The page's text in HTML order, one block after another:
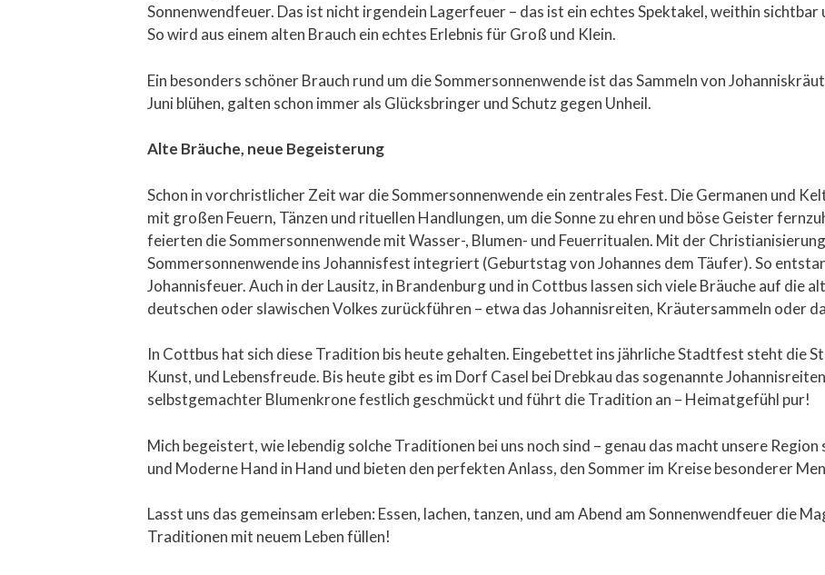
Sonnenwendfeuer. Das ist nicht irgendein Lagerfeuer – das ist ein echtes Spektakel, weithin
So wird aus einem alten Brauch ein echtes Erlebnis für Groß und Klein.
Ein besonders schöner Brauch rund um die Sommersonnenwende ist das Sammeln von
Juni blühen, galten schon immer als Glücksbringer und Schutz gegen Unheil.
Alte Bräuche, neue Begeisterung
Schon in vorchristlicher Zeit war die Sommersonnenwende ein zentrales Fest. Die Germanen und
mit großen Feuern, Tänzen und rituellen Handlungen, um die Sonne zu ehren und böse Geister
feierten die Sommersonnenwende mit Wasser-, Blumen- und Feuerritualen. Mit der
Sommersonnenwende ins Johannisfest integriert (Geburtstag von Johannes dem Täufer). So
Johannisfeuer. Auch in der Lausitz, in Brandenburg und in Cottbus lassen sich viele Bräuche auf die
deutschen oder slawischen Volkes zurückführen – etwa das Johannisreiten, Kräutersammeln oder
In Cottbus hat sich diese Tradition bis heute gehalten. Eingebettet ins jährliche Stadtfest steht die
Kunst, und Lebensfreude. Bis heute gibt es im Dorf Casel bei Drebkau das sogenannte
selbstgemachter Blumenkrone festlich geschmückt und führt die Tradition an – Heimatgefühl pur!
Mich begeistert, wie lebendig solche Traditionen bei uns noch sind – genau das macht unsere
und Moderne Hand in Hand und bieten den perfekten Anlass, den Sommer im Kreise besonderer
Lasst uns das gemeinsam erleben: Essen, lachen, tanzen, und am Abend am Sonnenwendfeuer die
Traditionen mit neuem Leben füllen!